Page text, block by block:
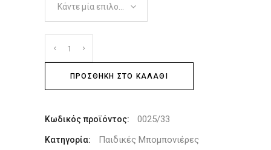
Κάντε μία επιλογή
ΠΡΟΣΘΉΚΗ ΣΤΟ ΚΑΛΆΘΙ
Κωδικός προϊόντος: 0025/33
Κατηγορία:
Παιδικές Μπομπονιέρες